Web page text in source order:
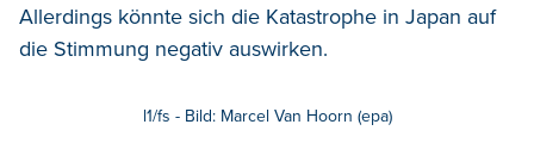
Allerdings könnte sich die Katastrophe in Japan auf
die Stimmung negativ auswirken.
l1/fs - Bild: Marcel Van Hoorn (epa)